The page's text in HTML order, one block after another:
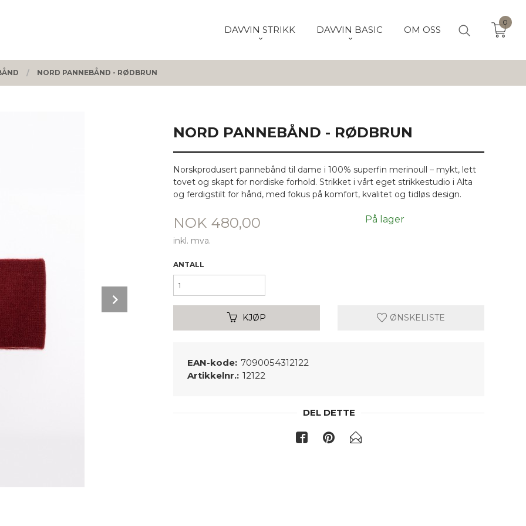
DAVVIN STRIKK DAVVIN BASIC OM OSS
0
NORD PANNEBÅND - RØDBRUN
NORD PANNEBÅND - RØDBRUN
Norskprodusert pannebånd til dame i 100% superfin merinoull – mykt, lett
tovet og skapt for nordiske forhold. Strikket i vårt eget strikkestudio i Alta
og ferdigstilt for hånd, med fokus på komfort, kvalitet og tidløs design.
Pris
NOK 480,00
inkl. mva.
På lager
ANTALL
KJØP ØNSKELISTE
EAN-kode: 7090054312122
Artikkelnr.: 12122
DEL DETTE